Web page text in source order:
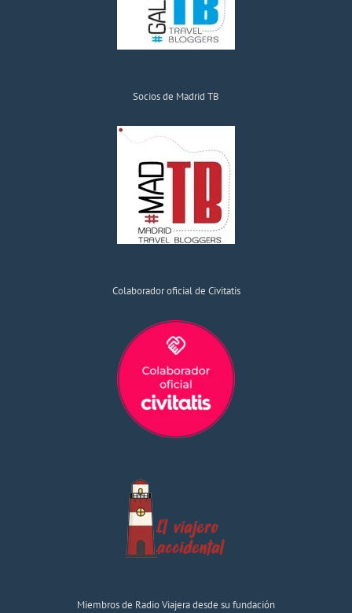
Socios de Madrid TB
Colaborador oficial de Civitatis
Miembros de Radio Viajera desde su fundación